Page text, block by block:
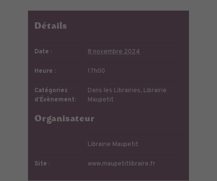
Détails
Date : 8 novembre 2024
Heure : 17h00
Catégories
d’Évènement:
Dans les Librairies, Librairie
Maupetit
Organisateur
Librairie Maupetit
Site : www.maupetitlibraire.fr